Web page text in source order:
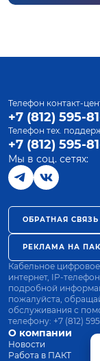
О компании
Новости
Работа в ПАКТ
Телефон контакт-
+7 (812) 595-
Телефон тех.
+7 (812) 595-
Мы в соц. сетях:
ОБРАТНАЯ СВЯЗЬ
РЕКЛАМА НА
Кабельное
интернет, IP-
подробной
пожалуйста,
обслуживания с
телефону: +7 (812)